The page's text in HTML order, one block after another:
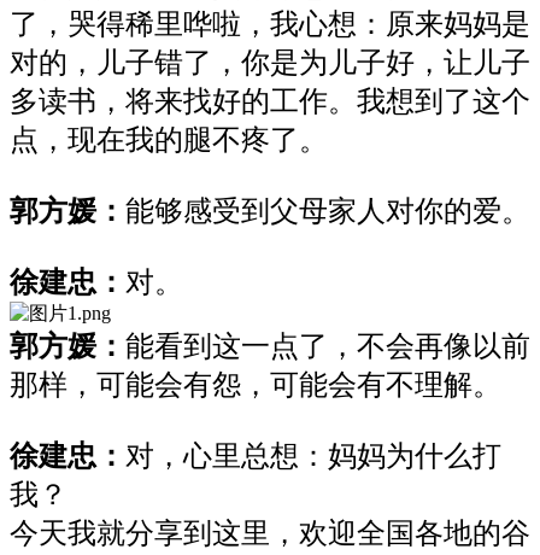
了，哭得稀里哗啦，我心想：原来妈妈是
对的，儿子错了，你是为儿子好，让儿子
多读书，将来找好的工作。我想到了这个
点，现在我的腿不疼了。
郭方媛： 能够感受到父母家人对你的爱。
徐建忠 ： 对。
郭方媛： 能看到这一点了，不会再像以前
那样，可能会有怨，可能会有不理解。
徐建忠 ： 对，心里总想：妈妈为什么打
我？
今天我就分享到这里，欢迎全国各地的谷